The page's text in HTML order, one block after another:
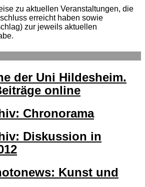
zu aktuellen Veranstaltungen, die
erreicht haben sowie
zur jeweils aktuellen
der Uni Hildesheim.
online
Chronorama
Diskussion in
Kunst und